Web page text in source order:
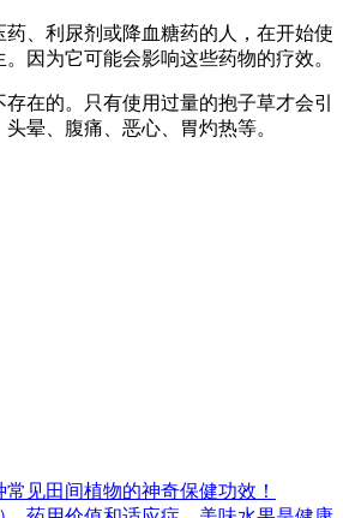
药、利尿剂或降血糖药的人，在开始使
因为它可能会影响这些药物的疗效。
在的。只有使用过量的抱子草才会引
晕、腹痛、恶心、胃灼热等。
常见田间植物的神奇保健功效！